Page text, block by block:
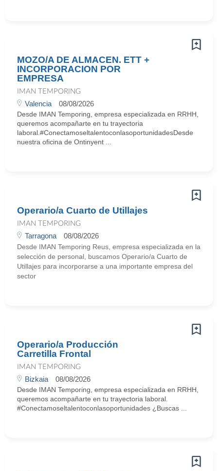
MOZO/A DE ALMACEN. ETT +
INCORPORACION POR
EMPRESA
IMAN TEMPORING
Valencia 08/08/2026
Desde IMAN Temporing, empresa especializada en RRHH,
queremos acompañarte en tu trayectoria
laboral.#ConectamoseltalentoconlasoportunidadesDesde
nuestra oficina de Ontinyent ...
Operario/a Cuarto de Utillajes
IMAN TEMPORING
Tarragona 08/08/2026
Desde IMAN Temporing Reus, empresa especializada en la
selección de personal, buscamos Operario/a Cuarto de
Utillajes para incorporarse a una importante empresa del
sector
Operario/a Producción
Carretilla Frontal
IMAN TEMPORING
Bizkaia 08/08/2026
Desde IMAN Temporing, empresa especializada en RRHH,
queremos acompañarte en tu trayectoria laboral.
#Conectamoseltalentoconlasoportunidades ¿Buscas ...